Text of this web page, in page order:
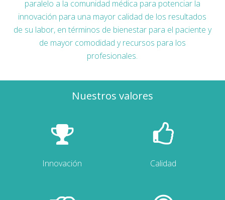
paralelo a la comunidad médica para potenciar la
innovación para una mayor calidad de los resultados
de su labor, en términos de bienestar para el paciente y
de mayor comodidad y recursos para los
profesionales.
Nuestros valores
Innovación Calidad